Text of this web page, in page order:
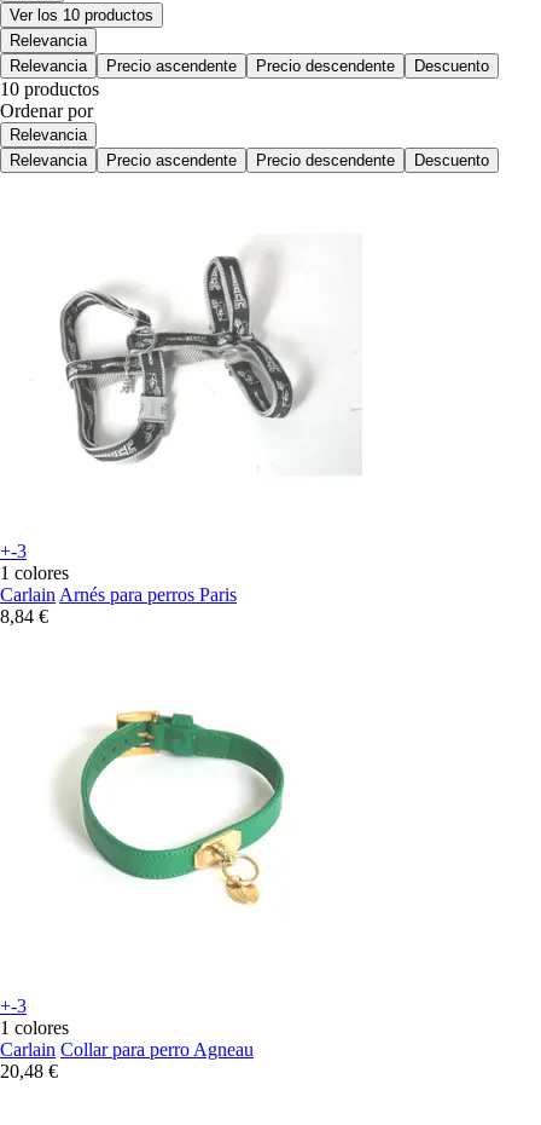
Ver los 10 productos
Relevancia
Relevancia
Precio ascendente Precio descendente Descuento
10 productos
Ordenar por
Relevancia
Relevancia
Precio ascendente Precio descendente Descuento
+-3
1 colores
Carlain Arnés para perros Paris
8,84 €
+-3
1 colores
Carlain Collar para perro Agneau
20,48 €